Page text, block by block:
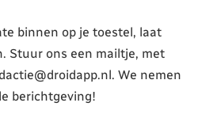
binnen op je toestel, laat
Stuur ons een mailtje, met
We nemen
berichtgeving!